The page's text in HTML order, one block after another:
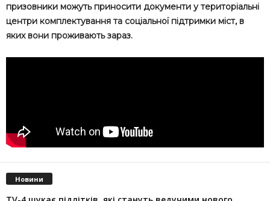
призовники можуть приносити документи у територіальні
центри комплектування та соціальної підтримки міст, в
яких вони проживають зараз.
Новини